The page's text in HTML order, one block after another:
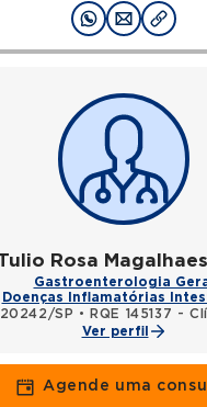
Rosa
Gastroenterologia
Doenças Inflamatórias
SP •
RQE 145137 -
Ver perfil
Agende uma